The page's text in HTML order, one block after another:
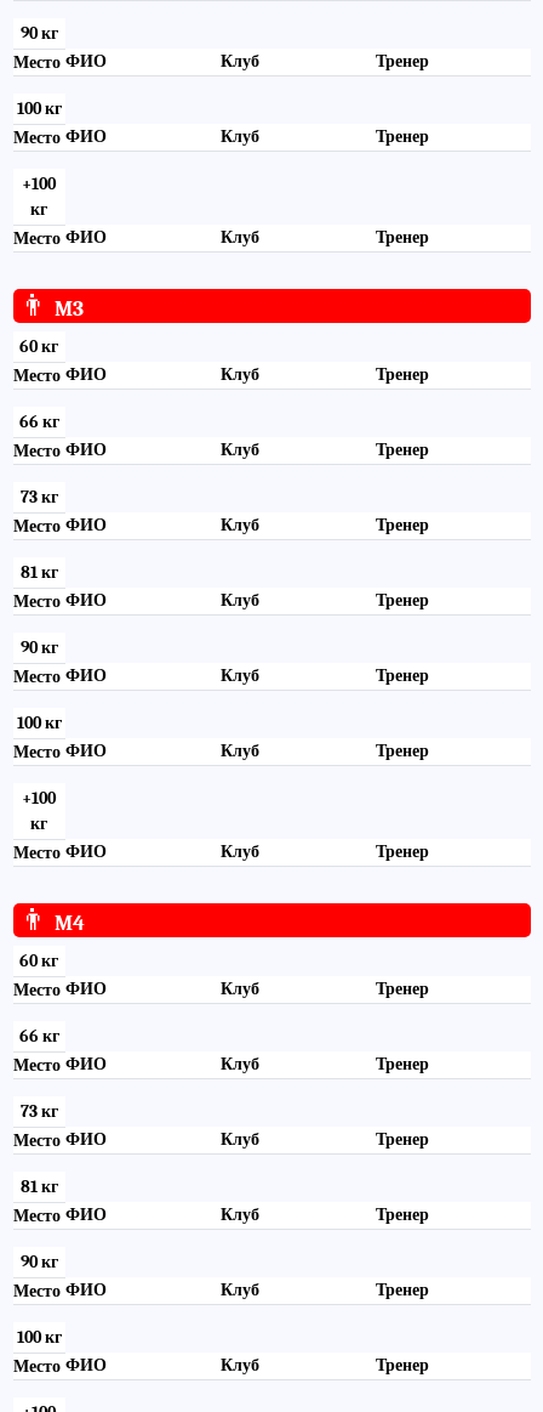
90 кг
Место ФИО Клуб Тренер
100 кг
Место ФИО Клуб Тренер
+100
кг
Место ФИО Клуб Тренер
👨 M3
60 кг
Место ФИО Клуб Тренер
66 кг
Место ФИО Клуб Тренер
73 кг
Место ФИО Клуб Тренер
81 кг
Место ФИО Клуб Тренер
90 кг
Место ФИО Клуб Тренер
100 кг
Место ФИО Клуб Тренер
+100
кг
Место ФИО Клуб Тренер
👨 M4
60 кг
Место ФИО Клуб Тренер
66 кг
Место ФИО Клуб Тренер
73 кг
Место ФИО Клуб Тренер
81 кг
Место ФИО Клуб Тренер
90 кг
Место ФИО Клуб Тренер
100 кг
Место ФИО Клуб Тренер